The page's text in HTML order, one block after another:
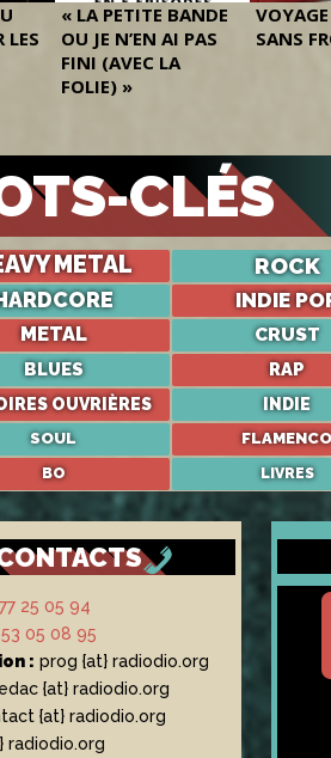
LES
« LA PETITE BANDE
OU JE N’EN AI PAS
FINI (AVEC LA
FOLIE) »
SANS
CLÉS
METAL ROCK
INDIE
METAL CRUST
BLUES RAP
OUVRIÈRES INDIE
SOUL
BO LIVRES
25 05 94
05 08 95
: prog {at} radiodio.org
{at} radiodio.org
{at} radiodio.org
radiodio.org